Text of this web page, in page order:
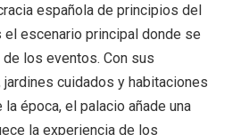
española de principios del
escenario principal donde se
los eventos. Con sus
cuidados y habitaciones
época, el palacio añade una
la experiencia de los